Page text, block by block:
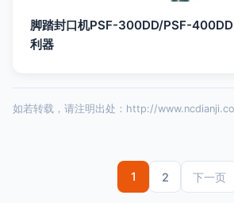
脚踏封口机PSF-300DD/PSF-
利器
如若转载，请注明出处：http://
1 2 下一页